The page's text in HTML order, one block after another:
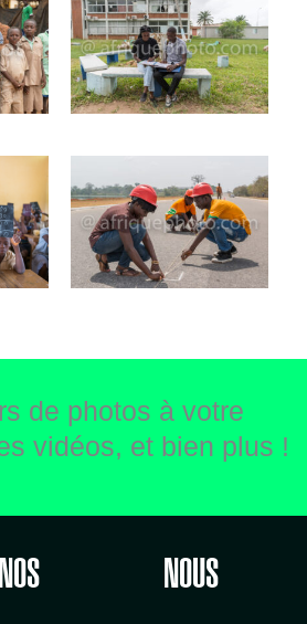
de photos à votre
vidéos, et bien plus !
NOS
NOUS